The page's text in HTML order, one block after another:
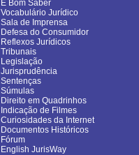
É Bom Saber
Vocabulário Jurídico
Sala de Imprensa
Defesa do Consumidor
Reflexos Jurídicos
Tribunais
Legislação
Jurisprudência
Sentenças
Súmulas
Direito em Quadrinhos
Indicação de Filmes
Curiosidades da Internet
Documentos Históricos
Fórum
English JurisWay